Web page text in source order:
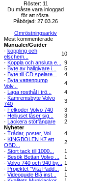
Röster: 11
Du måste vara inloggad
för att rösta.
Påbörjad: 27.03.26
Omröstningsarkiv
Mest kommenterade
Manualer/Guider
· koppling och
elschem...
10
· Koppla och ansluta e...
9
· Byte av hallgivare i...
5
· Byte till CD spelare...
4
· Byta vattenpump
Volv...
4
· Laga rosthål i trö...
4
· Kamremsbyte Volvo
740
3
· Felkoder Volvo 740
3
· Helljuset låser sig...
3
· Lackera stötfångare
2
Nyheter
· Trådar, poster, Vol...
4
· KINGBOLEN K7 ett
OBD...
2
· Stort tack till 1000...
1
· Besök Bettan Volvo ...
1
· Volvo 740 och 940 by...
1
· Projektet "Vita Padd...
1
· Videoguide Blå inst...
1